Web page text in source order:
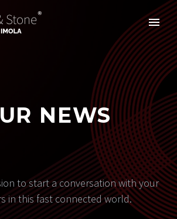
NEWS
to start a conversation with your
in this fast connected world.